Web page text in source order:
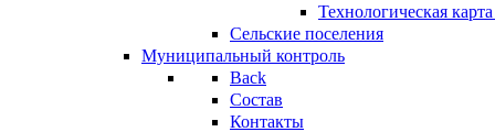
Технологическая
Сельские поселения
Муниципальный контроль
Back
Состав
Контакты